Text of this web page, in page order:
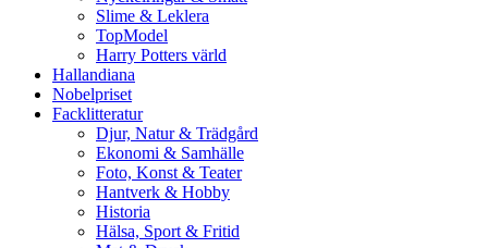
Slime & Leklera
TopModel
Harry Potters värld
Hallandiana
Nobelpriset
Facklitteratur
Djur, Natur & Trädgård
Ekonomi & Samhälle
Foto, Konst & Teater
Hantverk & Hobby
Historia
Hälsa, Sport & Fritid